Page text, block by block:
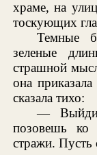
храме, на
тоскующих
Темные
зеленые
страшной
она
сказала тихо:
—
позовешь ко
стражи. Пусть